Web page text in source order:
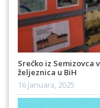
Srećko iz Semizovca
željeznica u BiH
16 Januara, 2025